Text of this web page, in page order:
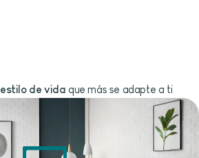
estilo de vida que más se adapte a ti